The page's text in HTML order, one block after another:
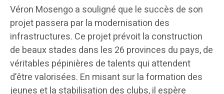
Véron Mosengo a souligné que le succès de son
projet passera par la modernisation des
infrastructures. Ce projet prévoit la construction
de beaux stades dans les 26 provinces du pays, de
véritables pépinières de talents qui attendent
d’être valorisées. En misant sur la formation des
jeunes et la stabilisation des clubs, il espère